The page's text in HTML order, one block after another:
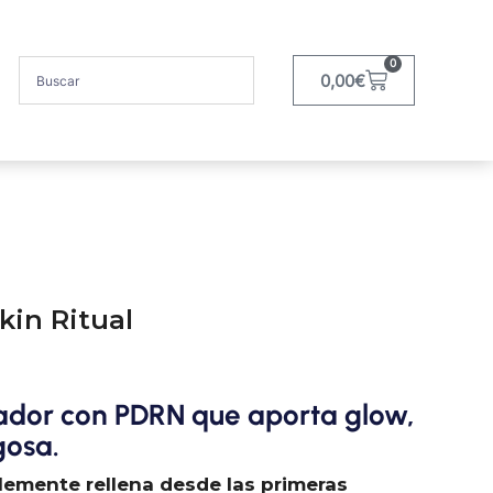
0,00€
0
Ritual
con PDRN que aporta glow,
rellena desde las primeras